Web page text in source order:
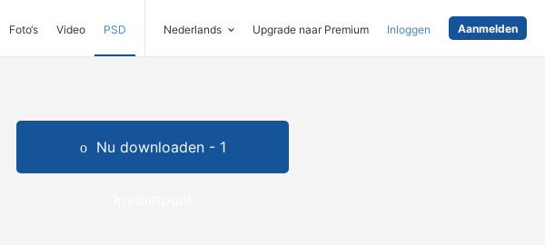
Foto‘s Video PSD Nederlands Upgrade naar Premium Inloggen Aanmelden
Nu downloaden - 1